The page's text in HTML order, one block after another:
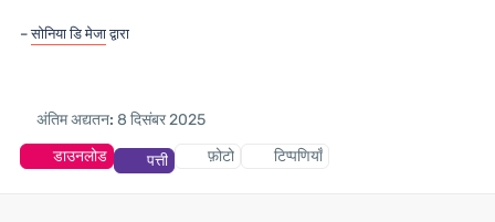
सोनिया डि मेजाद्वारा
अंतिम अद्यतन: 8 दिसंबर 2025
डाउनलोड
पत्ती फ़ोटो टिप्पणियाँ